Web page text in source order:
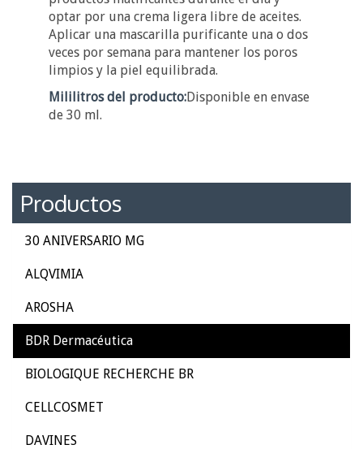
optar por una crema ligera libre de aceites.
Aplicar una mascarilla purificante una o dos
veces por semana para mantener los poros
limpios y la piel equilibrada.
Mililitros del producto:Disponible en envase
de 30 ml.
Productos
30 ANIVERSARIO MG
ALQVIMIA
AROSHA
BDR Dermacéutica
BIOLOGIQUE RECHERCHE BR
CELLCOSMET
DAVINES